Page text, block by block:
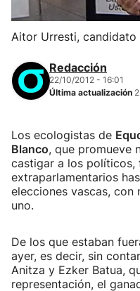
Aitor Urresti, candidato
Redacción
22/10/2012 - 16:01
Última actualización
Los ecologistas de
Blanco, que promueve
castigar a los
extraparlamentarios
elecciones vascas, con
uno.
De los que estaban
ayer, es decir, sin
Anitza y Ezker Batua,
representación, el